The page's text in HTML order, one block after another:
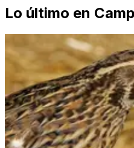
Lo último en